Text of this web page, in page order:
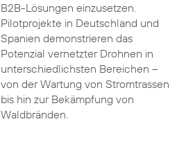
B2B-Lösungen einzusetzen.
Pilotprojekte in Deutschland und
Spanien demonstrieren das
Potenzial vernetzter Drohnen in
unterschiedlichsten Bereichen –
von der Wartung von Stromtrassen
bis hin zur Bekämpfung von
Waldbränden.